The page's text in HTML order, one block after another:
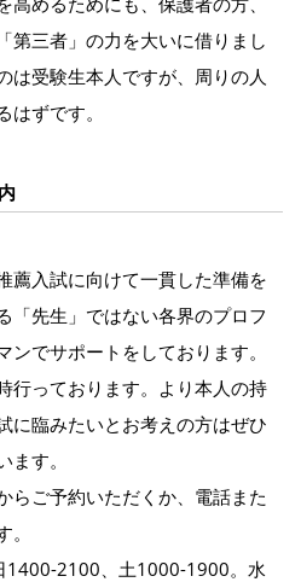
第三者」の力を大いに借りまし
は受験生本人ですが、周りの人
ずです。
薦入試に向けて一貫した準備を
「先生」ではない各界のプロフ
ンでサポートをしております。
行っております。より本人の持
に臨みたいとお考えの方はぜひ
す。
らご予約いただくか、電話また
2100、土1000-1900。水